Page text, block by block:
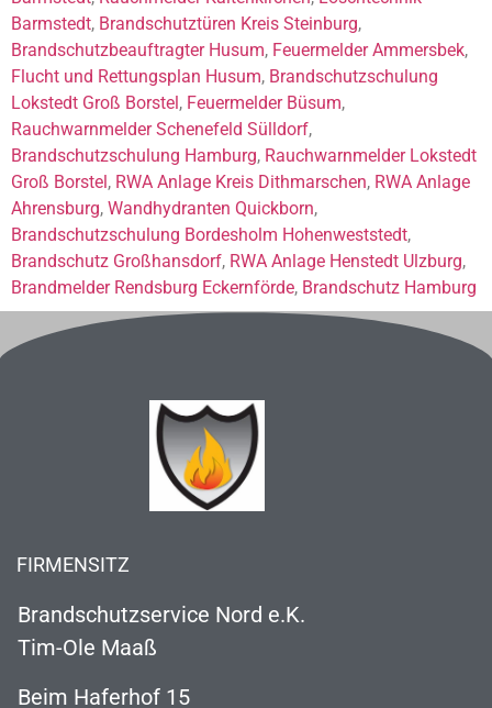
Barmstedt, Brandschutztüren Kreis Steinburg,
Brandschutzbeauftragter Husum, Feuermelder Ammersbek,
Flucht und Rettungsplan Husum, Brandschutzschulung
Lokstedt Groß Borstel, Feuermelder Büsum,
Rauchwarnmelder Schenefeld Sülldorf,
Brandschutzschulung Hamburg, Rauchwarnmelder Lokstedt
Groß Borstel, RWA Anlage Kreis Dithmarschen, RWA Anlage
Ahrensburg, Wandhydranten Quickborn,
Brandschutzschulung Bordesholm Hohenweststedt,
Brandschutz Großhansdorf, RWA Anlage Henstedt Ulzburg,
Brandmelder Rendsburg Eckernförde, Brandschutz Hamburg
FIRMENSITZ
Brandschutzservice Nord e.K.
Tim-Ole Maaß
Beim Haferhof 15